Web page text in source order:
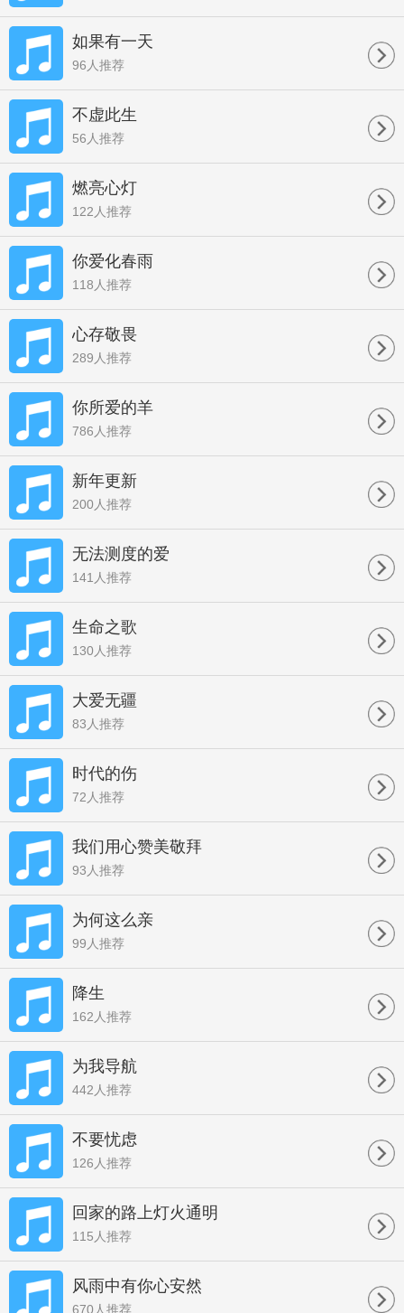
如果有一天
96人推荐
不虚此生
56人推荐
燃亮心灯
122人推荐
你爱化春雨
118人推荐
心存敬畏
289人推荐
你所爱的羊
786人推荐
新年更新
200人推荐
无法测度的爱
141人推荐
生命之歌
130人推荐
大爱无疆
83人推荐
时代的伤
72人推荐
我们用心赞美敬拜
93人推荐
为何这么亲
99人推荐
降生
162人推荐
为我导航
442人推荐
不要忧虑
126人推荐
回家的路上灯火通明
115人推荐
风雨中有你心安然
670人推荐